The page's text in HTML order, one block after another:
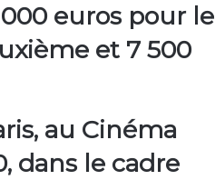
000 euros pour le
et 7 500
au Cinéma
dans le cadre